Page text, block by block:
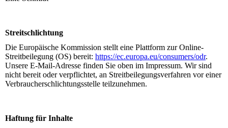
Streitschlichtung
Die Europäische Kommission stellt eine Plattform zur Online-
Streitbeilegung (OS) bereit: https://ec.europa.eu/consumers/odr.
Unsere E-Mail-Adresse finden Sie oben im Impressum. Wir sind
nicht bereit oder verpflichtet, an Streitbeilegungsverfahren vor einer
Verbraucherschlichtungsstelle teilzunehmen.
Haftung für Inhalte